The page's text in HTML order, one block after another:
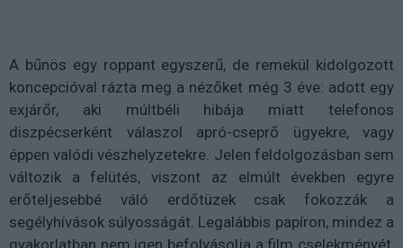
A bűnös egy roppant egyszerű, de remekül kidolgozott
koncepcióval rázta meg a nézőket még 3 éve: adott egy
exjárőr, aki múltbéli hibája miatt telefonos
diszpécserként válaszol apró-cseprő ügyekre, vagy
éppen valódi vészhelyzetekre. Jelen feldolgozásban sem
változik a felütés, viszont az elmúlt években egyre
erőteljesebbé váló erdőtüzek csak fokozzák a
segélyhívások súlyosságát. Legalábbis papíron, mindez a
gyakorlatban nem igen befolyásolja a film cselekményét,